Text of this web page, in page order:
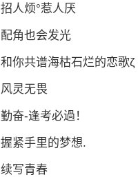
招人烦°惹人厌
配角也会发光
和你共谱海枯石烂的恋歌ζ
风灵无畏
勤奋-逢考必過！
握紧手里的梦想.
续写青春